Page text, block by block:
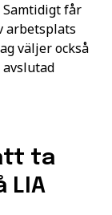
får
arbetsplats
väljer också
ta
LIA